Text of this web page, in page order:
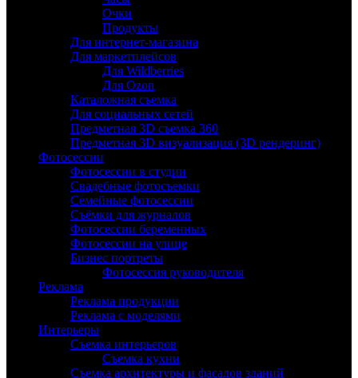
Очки
Продукты
Для интернет-магазина
Для маркетплейсов
Для Wildberries
Для Ozon
Каталожная съемка
Для социальных сетей
Предметная 3D съемка 360
Предметная 3D визуализация (3D рендеринг)
Фотосессии
Фотосессии в студии
Свадебные фотосъемки
Семейные фотосессии
Съёмки для журналов
Фотосессии беременных
Фотосессии на улице
Бизнес портреты
Фотосессия руководителя
Реклама
Реклама продукции
Реклама с моделями
Интерьеры
Съемка интерьеров
Съемка кухни
Съемка архитектуры и фасадов зданий